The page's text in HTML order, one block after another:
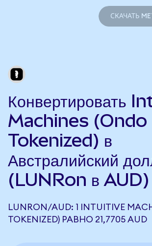
СКАЧАТЬ
Конвертировать
Machines (Ondo
Tokenized) в
Австралийский
(LUNRon в AUD)
LUNRON/AUD: 1 INTUITIVE
TOKENIZED) РАВНО 21,7705 AUD